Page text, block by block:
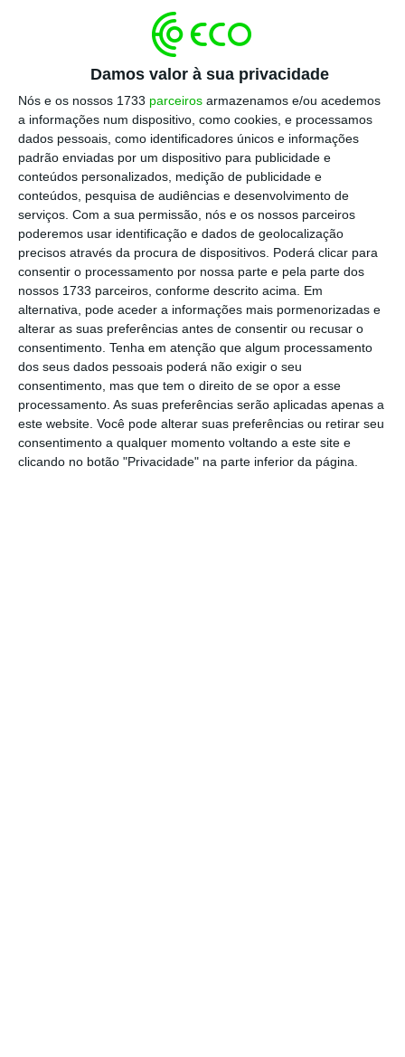
Damos valor à sua privacidade
Nós e os nossos 1733 parceiros armazenamos e/ou acedemos
a informações num dispositivo, como cookies, e processamos
dados pessoais, como identificadores únicos e informações
padrão enviadas por um dispositivo para publicidade e
conteúdos personalizados, medição de publicidade e
conteúdos, pesquisa de audiências e desenvolvimento de
serviços. Com a sua permissão, nós e os nossos parceiros
poderemos usar identificação e dados de geolocalização
precisos através da procura de dispositivos. Poderá clicar para
consentir o processamento por nossa parte e pela parte dos
nossos 1733 parceiros, conforme descrito acima. Em
alternativa, pode aceder a informações mais pormenorizadas e
alterar as suas preferências antes de consentir ou recusar o
consentimento. Tenha em atenção que algum processamento
dos seus dados pessoais poderá não exigir o seu
consentimento, mas que tem o direito de se opor a esse
processamento. As suas preferências serão aplicadas apenas a
este website. Você pode alterar suas preferências ou retirar seu
consentimento a qualquer momento voltando a este site e
clicando no botão "Privacidade" na parte inferior da página.
Assine o ECO Premium
No momento em que a informação é
mais importante do que nunca, apoie
o jornalismo independente e rigoroso.
De que forma? Assine o ECO Premium e
tenha acesso a notícias exclusivas, à
opinião que conta, às reportagens e
especiais que mostram o outro lado da
história.
Esta assinatura é uma forma de apoiar
o ECO e os seus jornalistas. A nossa